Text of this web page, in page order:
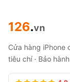
126.vn
Cửa hàng iPhone
tiêu chí · Bảo